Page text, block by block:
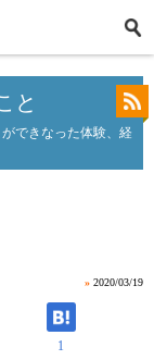
と
できなった体験、経
» 2020/03/19
1